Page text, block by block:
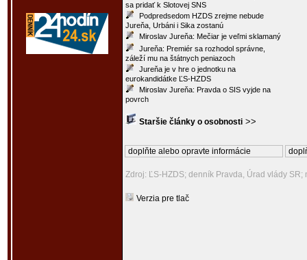
sa pridať k Slotovej SNS
Podpredsedom HZDS zrejme nebude
Jureňa, Urbáni i Sika zostanú
Miroslav Jureňa: Mečiar je veľmi sklamaný
Jureňa: Premiér sa rozhodol správne,
záleží mu na štátnych peniazoch
Jureňa je v hre o jednotku na
eurokandidátke ĽS-HZDS
Miroslav Jureňa: Pravda o SIS vyjde na
povrch
Staršie články o osobnosti >>
doplňte alebo opravte informácie
Zdroj: ĽS-HZDS; denník Pravda, Úrad vlády SR;
Verzia pre tlač